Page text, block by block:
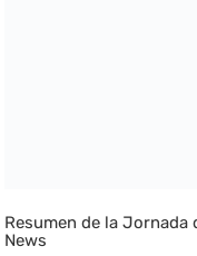
Resumen de la
News